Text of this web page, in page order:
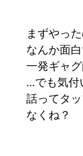
まずやっ
なんか面
一発ギャ
…でも気付
話ってタ
なくね？